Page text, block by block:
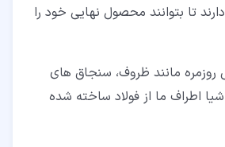
تا بتوانند محصول نهایی خود را
روزمره مانند ظروف، سنجاق های
اطراف ما از فولاد ساخته شده